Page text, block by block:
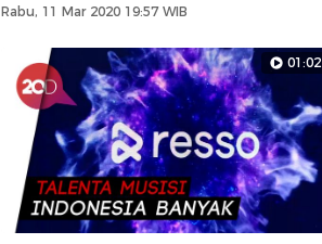
Rabu, 11 Mar 2020 19:57 WIB
01:02